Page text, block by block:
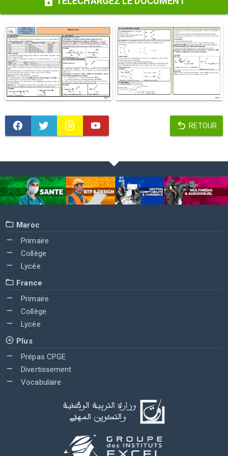
RETOUR
Maroc
Primaire
Collège
Lycée
France
Primaire
Collège
Lycée
Plus
Prépas CPGE
Divertissement
Vocabulaire